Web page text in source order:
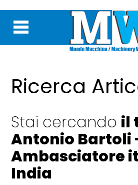
Ricerca
Stai cercando il
Antonio Bartoli
Ambasciatore
India